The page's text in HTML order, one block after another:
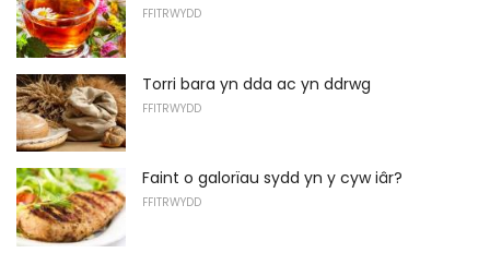
FFITRWYDD
Torri bara yn dda ac yn ddrwg
FFITRWYDD
Faint o galorïau sydd yn y cyw iâr?
FFITRWYDD